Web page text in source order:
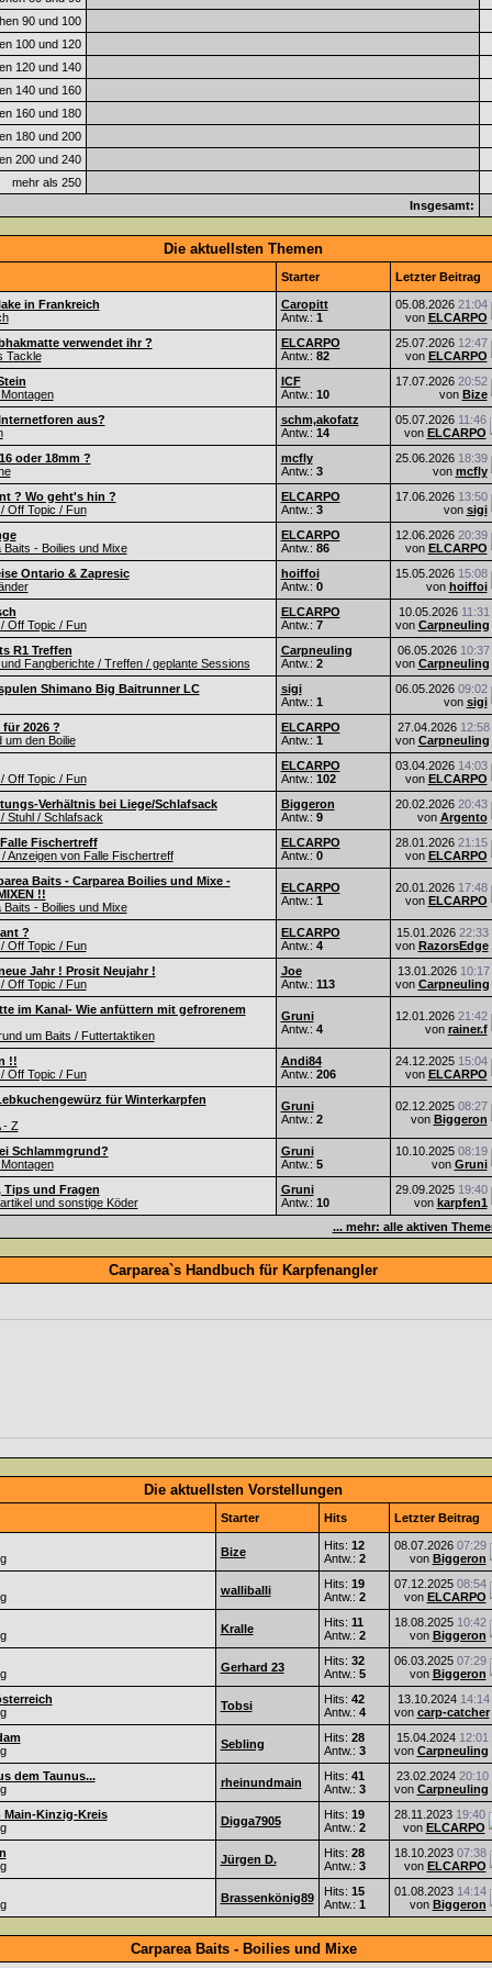
90 und 100
100 und 120
120 und 140
140 und 160
160 und 180
180 und 200
200 und 240
mehr als 250
Insgesamt:
Die aktuellsten Themen
Starter Letzter Beitrag
in Frankreich
Caropitt
Antw.: 1
05.08.2026 21:04
von ELCARPO
verwendet ihr ?
Tackle
ELCARPO
Antw.: 82
25.07.2026 12:47
von ELCARPO
ICF
Antw.: 10
17.07.2026 20:52
von Bize
aus?
schm,akofatz
Antw.: 14
05.07.2026 11:46
von ELCARPO
oder 18mm ?
mcfly
Antw.: 3
25.06.2026 18:39
von mcfly
? Wo geht's hin ?
Off Topic / Fun
ELCARPO
Antw.: 3
17.06.2026 13:50
von sigi
Baits - Boilies und Mixe
ELCARPO
Antw.: 86
12.06.2026 20:39
von ELCARPO
Ontario & Zapresic
hoiffoi
Antw.: 0
15.05.2026 15:08
von hoiffoi
Off Topic / Fun
ELCARPO
Antw.: 7
10.05.2026 11:31
von Carpneuling
R1 Treffen
Fangberichte / Treffen / geplante Sessions
Carpneuling
Antw.: 2
06.05.2026 10:37
von Carpneuling
Shimano Big Baitrunner LC
sigi
Antw.: 1
06.05.2026 09:02
von sigi
2026 ?
um den Boilie
ELCARPO
Antw.: 1
27.04.2026 12:58
von Carpneuling
Off Topic / Fun
ELCARPO
Antw.: 102
03.04.2026 14:03
von ELCARPO
Verhältnis bei Liege/Schlafsack
Stuhl / Schlafsack
Biggeron
Antw.: 9
20.02.2026 20:43
von Argento
Fischertreff
Anzeigen von Falle Fischertreff
ELCARPO
Antw.: 0
28.01.2026 21:15
von ELCARPO
Baits - Carparea Boilies und Mixe -
!!
Baits - Boilies und Mixe
ELCARPO
Antw.: 1
20.01.2026 17:48
von ELCARPO
?
Off Topic / Fun
ELCARPO
Antw.: 4
15.01.2026 22:33
von RazorsEdge
Jahr ! Prosit Neujahr !
Off Topic / Fun
Joe
Antw.: 113
13.01.2026 10:17
von Carpneuling
im Kanal- Wie anfüttern mit gefrorenem
um Baits / Futtertaktiken
Gruni
Antw.: 4
12.01.2026 21:42
von rainer.f
!!
Off Topic / Fun
Andi84
Antw.: 206
24.12.2025 15:04
von ELCARPO
für Winterkarpfen
- Z
Gruni
Antw.: 2
02.12.2025 08:27
von Biggeron
Schlammgrund?
Gruni
Antw.: 5
10.10.2025 08:19
von Gruni
und Fragen
und sonstige Köder
Gruni
Antw.: 10
29.09.2025 19:40
von karpfen1
... mehr: alle aktiven
Carparea`s Handbuch für Karpfenangler
Die aktuellsten Vorstellungen
Starter Hits Letzter Beitrag
Bize Hits: 12
Antw.: 2
08.07.2026 07:29
von Biggeron
walliballi Hits: 19
Antw.: 2
07.12.2025 08:54
von ELCARPO
Kralle Hits: 11
Antw.: 2
18.08.2025 10:42
von Biggeron
Gerhard 23 Hits: 32
Antw.: 5
06.03.2025 07:29
von Biggeron
Tobsi Hits: 42
Antw.: 4
13.10.2024 14:14
von carp-catcher
Sebling Hits: 28
Antw.: 3
15.04.2024 12:01
von Carpneuling
dem Taunus...
rheinundmain Hits: 41
Antw.: 3
23.02.2024 20:10
von Carpneuling
Main-Kinzig-Kreis
Digga7905 Hits: 19
Antw.: 2
28.11.2023 19:40
von ELCARPO
Jürgen D. Hits: 28
Antw.: 3
18.10.2023 07:38
von ELCARPO
Brassenkönig89 Hits: 15
Antw.: 1
01.08.2023 14:14
von Biggeron
Carparea Baits - Boilies und Mixe